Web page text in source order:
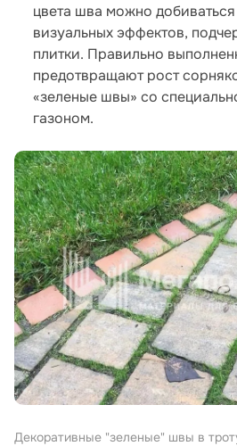
цвета шва можно
визуальных эффектов,
плитки. Правильно
предотвращают рост
«зеленые швы» со
газоном.
Декоративные "зеленые" швы в